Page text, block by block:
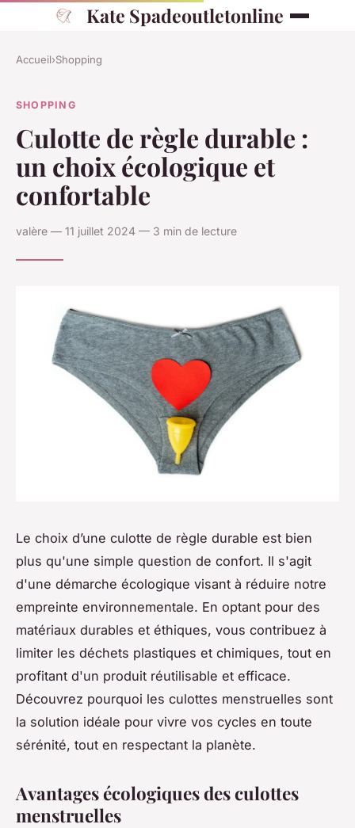
Kate Spadeoutletonline
Accueil›Shopping
SHOPPING
Culotte de règle durable :
un choix écologique et
confortable
valère — 11 juillet 2024 — 3 min de lecture
Le choix d’une culotte de règle durable est bien
plus qu'une simple question de confort. Il s'agit
d'une démarche écologique visant à réduire notre
empreinte environnementale. En optant pour des
matériaux durables et éthiques, vous contribuez à
limiter les déchets plastiques et chimiques, tout en
profitant d'un produit réutilisable et efficace.
Découvrez pourquoi les culottes menstruelles sont
la solution idéale pour vivre vos cycles en toute
sérénité, tout en respectant la planète.
Avantages écologiques des culottes
menstruelles